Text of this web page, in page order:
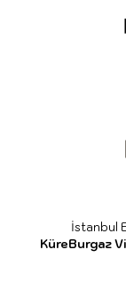
İstanbul
KüreBurgaz